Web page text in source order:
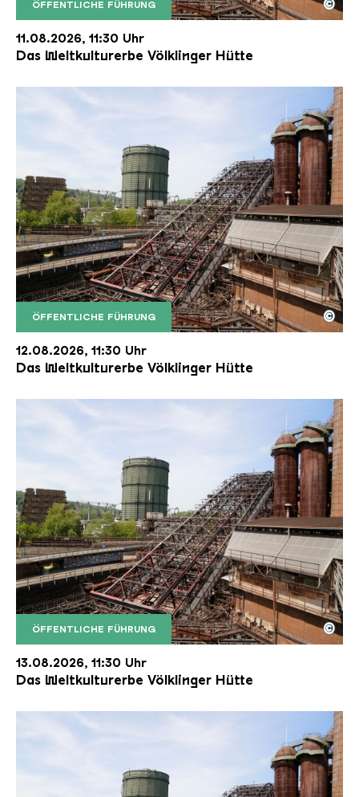
ÖFFENTLICHE FÜHRUNG
Der Erzschrägaufzug der Völklinger Hütte mit
Copyright: Weltkulturerbe Völklinger Hütte | Karl
©
11.08.2026, 11:30 Uhr
Das Weltkulturerbe Völklinger Hütte
ÖFFENTLICHE FÜHRUNG
Der Erzschrägaufzug der Völklinger Hütte mit
Copyright: Weltkulturerbe Völklinger Hütte | Karl
©
12.08.2026, 11:30 Uhr
Das Weltkulturerbe Völklinger Hütte
ÖFFENTLICHE FÜHRUNG
Der Erzschrägaufzug der Völklinger Hütte mit
Copyright: Weltkulturerbe Völklinger Hütte | Karl
©
13.08.2026, 11:30 Uhr
Das Weltkulturerbe Völklinger Hütte